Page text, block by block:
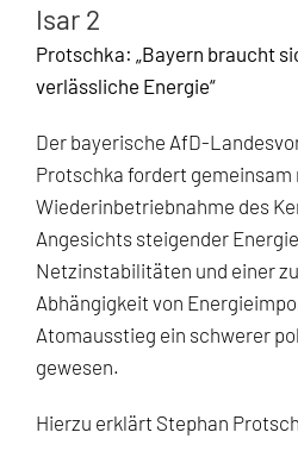
Isar 2
Protschka: „Bayern braucht
verlässliche Energie“
Der bayerische AfD-
Protschka fordert gemeinsam
Wiederinbetriebnahme des
Angesichts steigender
Netzinstabilitäten und einer
Abhängigkeit von
Atomausstieg ein schwerer
gewesen.
Hierzu erklärt Stephan